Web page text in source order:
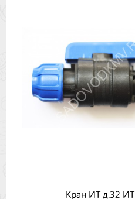
Кран ИТ д.32 ИТ